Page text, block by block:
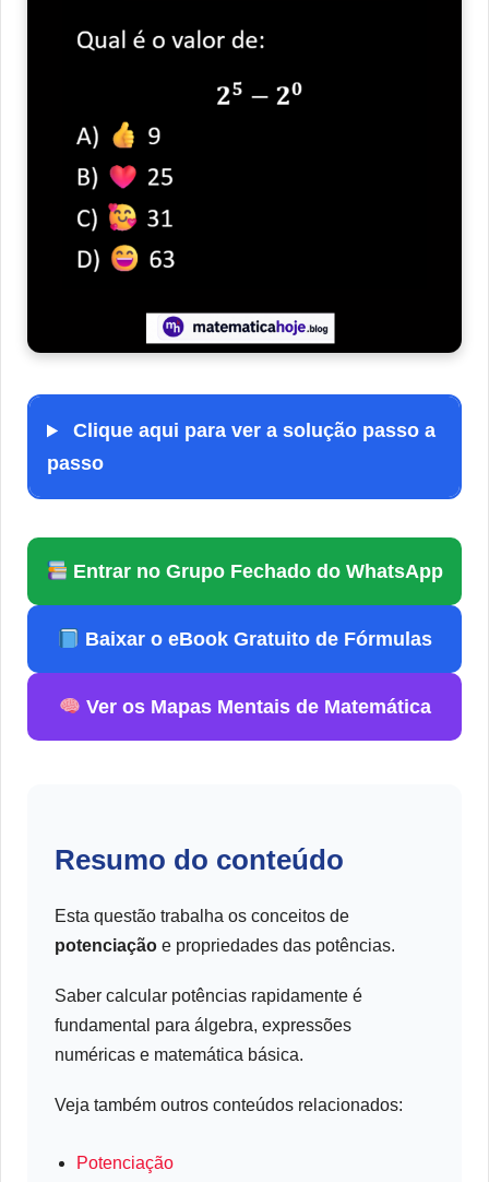
Clique aqui para ver a solução passo a
passo
Entrar no Grupo Fechado do WhatsApp
Baixar o eBook Gratuito de Fórmulas
Ver os Mapas Mentais de Matemática
Resumo do conteúdo
Esta questão trabalha os conceitos de
potenciação e propriedades das potências.
Saber calcular potências rapidamente é
fundamental para álgebra, expressões
numéricas e matemática básica.
Veja também outros conteúdos relacionados:
Potenciação